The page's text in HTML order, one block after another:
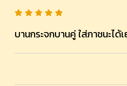
บานกระจกบานคู่ ใส่ภาชนะได้เ